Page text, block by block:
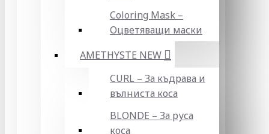
Coloring Mask –
Оцветяващи маски
AMETHYSTE NEW
CURL – За къдрава и
вълниста коса
BLONDE – За руса
коса